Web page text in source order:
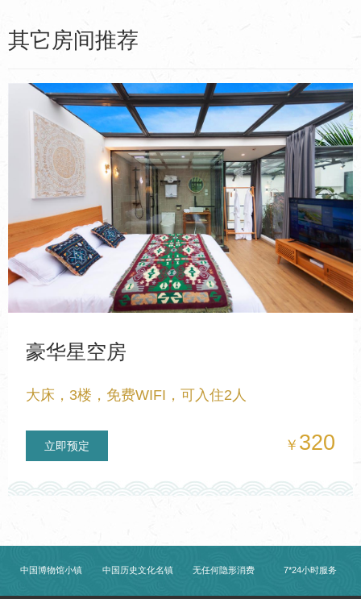
其它房间推荐
豪华星空房
大床，3楼，免费WIFI，可入住2人
立即预定 ￥ 320
中国博物馆小镇 中国历史文化名镇 无任何隐形消费 7*24小时服务